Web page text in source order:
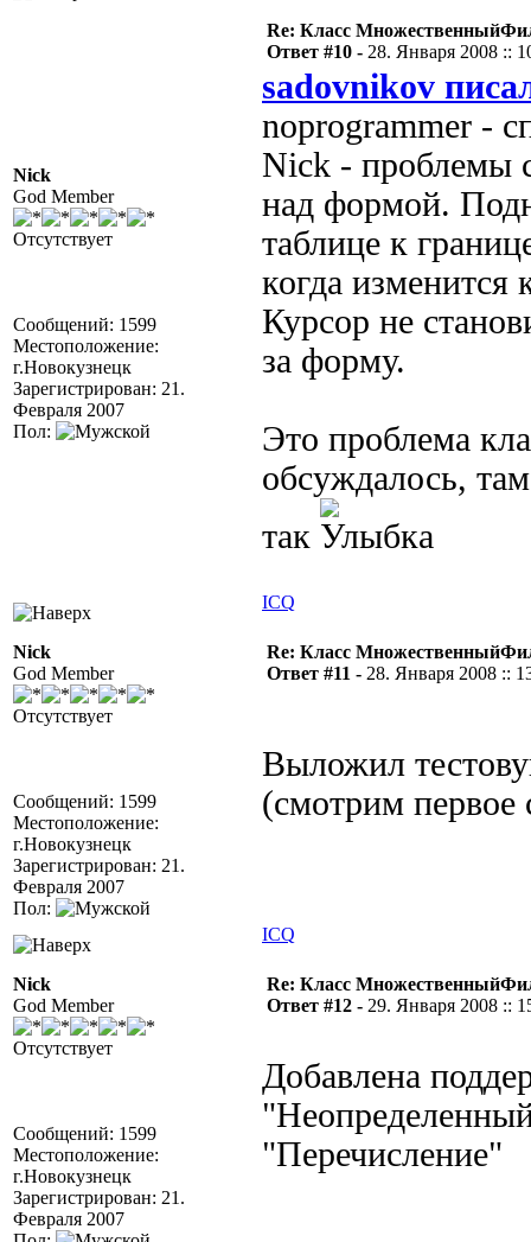
Nick
God Member
Отсутствует
Сообщений: 1599
Местоположение:
г.Новокузнецк
Зарегистрирован: 21.
Февраля 2007
Пол:
Re: Класс
Ответ #10 - 28. Января 2008 ::
sadovnikov
noprogrammer -
Nick - проблемы
над формой.
таблице к
когда
Курсор не
за форму.
Это проблема
обсуждалось,
так
ICQ
Nick
God Member
Отсутствует
Сообщений: 1599
Местоположение:
г.Новокузнецк
Зарегистрирован: 21.
Февраля 2007
Пол:
Re: Класс
Ответ #11 - 28. Января 2008 ::
Выложил
(смотрим первое
ICQ
Nick
God Member
Отсутствует
Сообщений: 1599
Местоположение:
г.Новокузнецк
Зарегистрирован: 21.
Февраля 2007
Re: Класс
Ответ #12 - 29. Января 2008 ::
Добавлена
"Перечисление"